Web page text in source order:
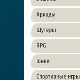
Аркады
Шутеры
RPG
Гонки
Спортивные игры